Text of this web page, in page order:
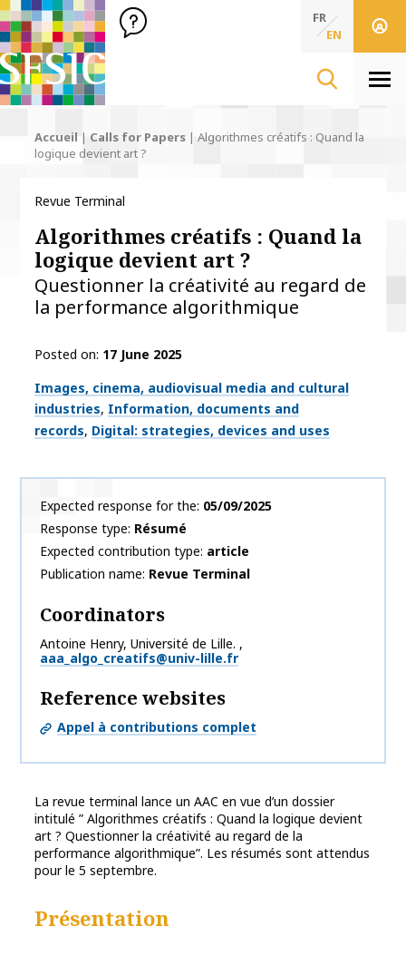
SFSIC Société Française des Sciences de l'Information & de
Société Française des Sciences de
FR
EN
Accueil | Calls for Papers | Algorithmes créatifs : Quand la
logique devient art ?
Revue Terminal
Algorithmes créatifs : Quand la
logique devient art ?
Questionner la créativité au regard de
la performance algorithmique
Posted on 17 June 2025
Thématiques
Images, cinema, audiovisual media and cultural
industries Information, documents and
records Digital: strategies, devices and uses
Expected response for the 05/09/2025
Response type Résumé
Expected contribution type article
Publication name Revue Terminal
Coordinators
Antoine Henry, Université de Lille. ,
aaa_algo_creatifs@univ-lille.fr
Reference websites
Appel à contributions complet
La revue terminal lance un AAC en vue d’un dossier
intitulé ” Algorithmes créatifs : Quand la logique devient
art ? Questionner la créativité au regard de la
performance algorithmique”. Les résumés sont attendus
pour le 5 septembre.
Présentation